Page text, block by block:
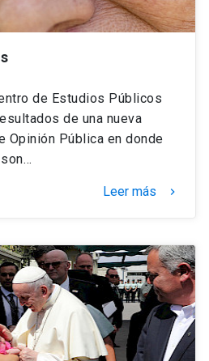
de Estudios Públicos
de una nueva
Opinión Pública en donde
Leer más keyboard_arrow_right